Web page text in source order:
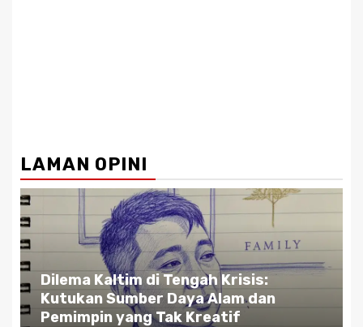
LAMAN OPINI
Gubernur Kaltim di Persimpangan
Jalan: Antara Bisnis dan Rakyat,
Antara Etika dan Kekuasaan